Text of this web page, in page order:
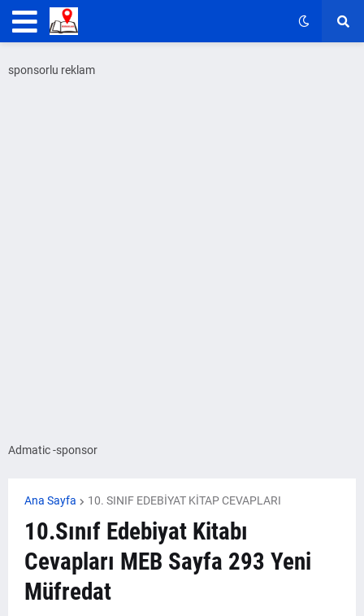
sponsorlu reklam
Admatic -sponsor
Ana Sayfa 10. SINIF EDEBİYAT KİTAP CEVAPLARI
10.Sınıf Edebiyat Kitabı
Cevapları MEB Sayfa 293 Yeni
Müfredat